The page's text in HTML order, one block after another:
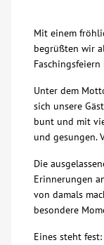
Bildung
Über uns
Spenden
Mitmachen
Mit einem
begrüßten wir
Unter dem
sich unsere
bunt und mit
und gesungen.
Die
Erinnerungen
von damals
besondere
Eines steht